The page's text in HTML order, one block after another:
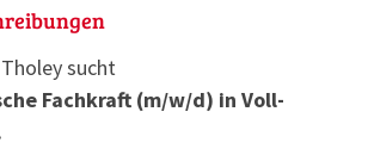
sucht
Fachkraft (m/w/d) in Voll-